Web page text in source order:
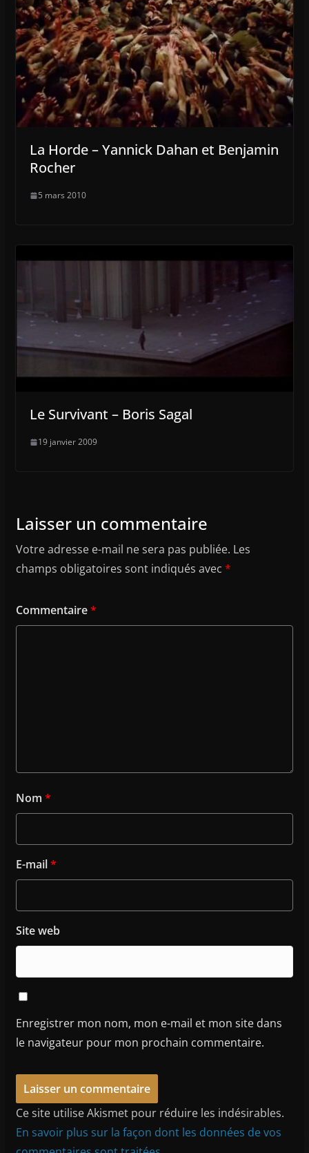
La Horde – Yannick Dahan et Benjamin
Rocher
5 mars 2010
Le Survivant – Boris Sagal
19 janvier 2009
Laisser un commentaire
Votre adresse e-mail ne sera pas publiée. Les
champs obligatoires sont indiqués avec *
Commentaire*
Nom *
E-mail*
Site web
Enregistrer mon nom, mon e-mail et mon site dans
le navigateur pour mon prochain commentaire.
Ce site utilise Akismet pour réduire les indésirables.
En savoir plus sur la façon dont les données de vos